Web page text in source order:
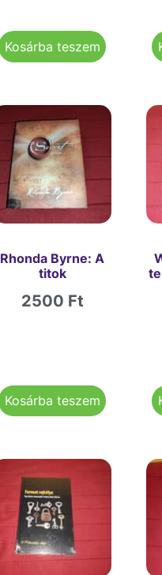
Kosárba teszem
Rhonda Byrne: A
titok
2500 Ft
Kosárba teszem